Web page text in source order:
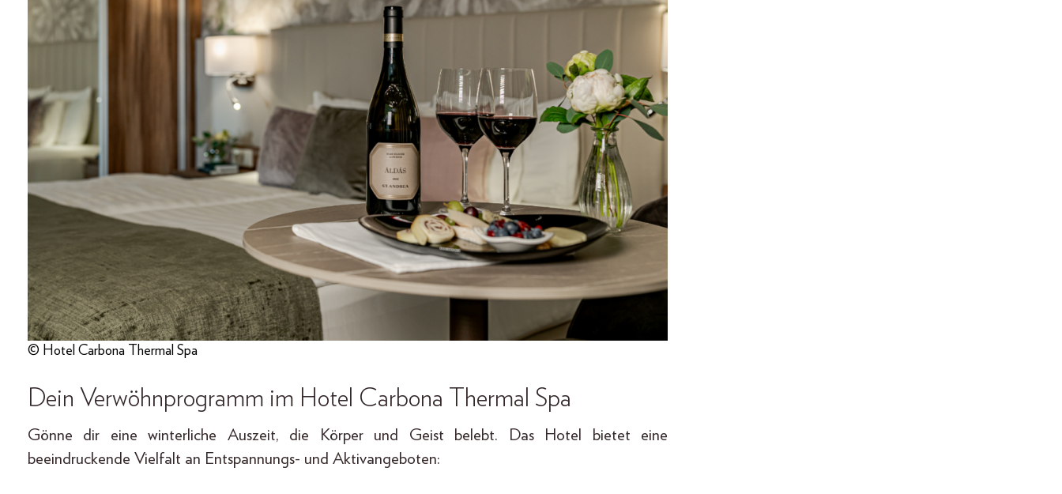
© Hotel Carbona Thermal Spa
Dein Verwöhnprogramm im Hotel Carbona Thermal Spa
Gönne dir eine winterliche Auszeit, die Körper und Geist belebt. Das Hotel bietet eine
beeindruckende Vielfalt an Entspannungs- und Aktivangeboten: